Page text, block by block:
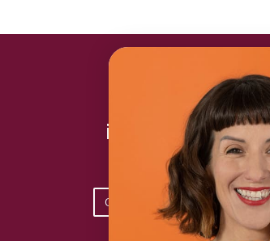
¡Toma acción
Conoce los planes